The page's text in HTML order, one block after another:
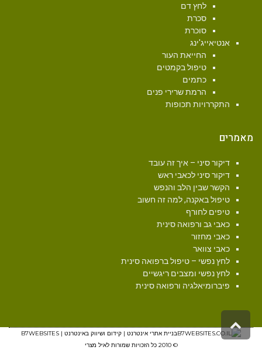
לחץ דם
סכרת
סוכרת
אנטיאייג'ינג
החייאת העור
טיפול בקמטים
כתמים
הרמת שרירי פנים
התקררויות תכופות
מאמרים
דיקור סיני – איך זה עובד
דיקור סיני לכאבי ראש
הקשר שבין הלב והנפש
טיפול באקנה, למה זה חשוב
טיפים לחורף
כאבי גב ורפואה סינית
כאבי מחזור
כאבי צוואר
לחץ נפשי – טיפול ברפואה סינית
לחץ נפשי ומצבים ריגשיים
פיברומיאלגיה ורפואה סינית
בניית אתרי אינטרנט | קידום ושיווק באינטרנט | B7WEBSITES
© 2010 כל הזכויות שמורות לאיל מצרי
גלילה
לראש